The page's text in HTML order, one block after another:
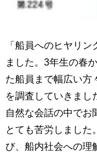
「船員へのヒヤリ
ました。3年生の春
た船員まで幅広い方
を調査していきまし
自然な会話の中でお
とても苦労しました
び、船内社会への理